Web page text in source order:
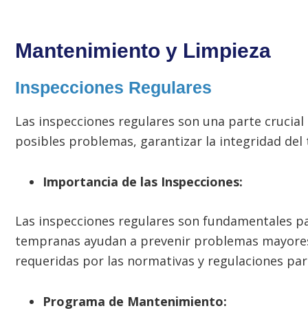
Mantenimiento y Limpieza
Inspecciones Regulares
Las inspecciones regulares son una parte
posibles problemas, garantizar la integridad
Importancia de las Inspecciones:
Las inspecciones regulares son fundamentales
tempranas ayudan a prevenir problemas
requeridas por las normativas y regulaciones
Programa de Mantenimiento: